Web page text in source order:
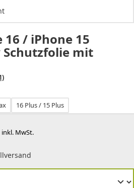
16 / iPhone 15
mit
16 Plus / 15 Plus
inkl. MwSt.